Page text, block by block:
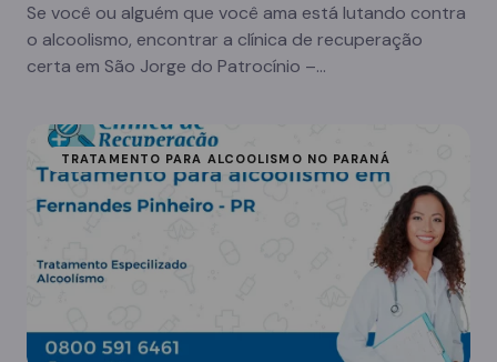
Se você ou alguém que você ama está lutando contra
o alcoolismo, encontrar a clínica de recuperação
certa em São Jorge do Patrocínio –…
TRATAMENTO PARA ALCOOLISMO NO PARANÁ